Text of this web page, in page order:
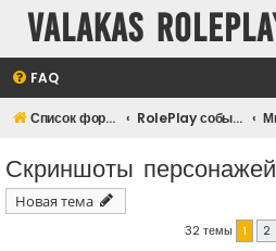
Valakas
FAQ
Список форумов RolePlay события
Скриншоты персонажей
Новая тема
32 темы 1 2